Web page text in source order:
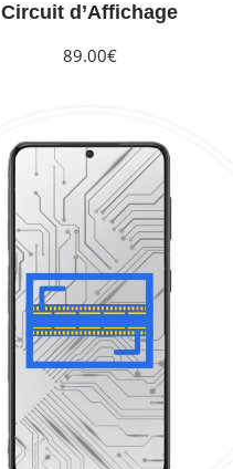
Circuit d’Affichage
89.00€